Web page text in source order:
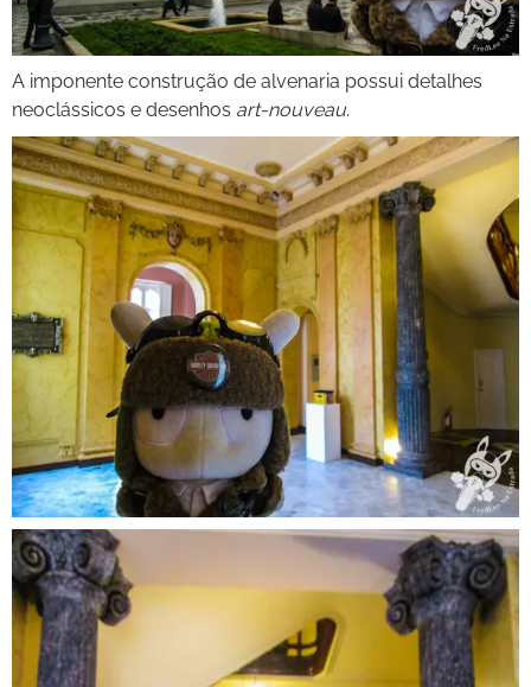
A imponente construção de alvenaria possui detalhes
neoclássicos e desenhos art-nouveau.